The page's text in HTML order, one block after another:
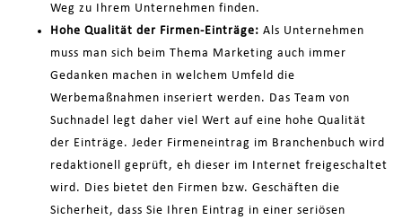
Weg zu Ihrem Unternehmen finden.
Hohe Qualität der Firmen-Einträge: Als Unternehmen
muss man sich beim Thema Marketing auch immer
Gedanken machen in welchem Umfeld die
Werbemaßnahmen inseriert werden. Das Team von
Suchnadel legt daher viel Wert auf eine hohe Qualität
der Einträge. Jeder Firmeneintrag im Branchenbuch wird
redaktionell geprüft, eh dieser im Internet freigeschaltet
wird. Dies bietet den Firmen bzw. Geschäften die
Sicherheit, dass Sie Ihren Eintrag in einer seriösen